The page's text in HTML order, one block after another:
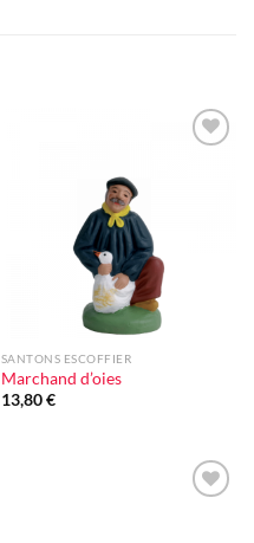
SANTONS ESCOFFIER
Marchand d’oies
13,80€